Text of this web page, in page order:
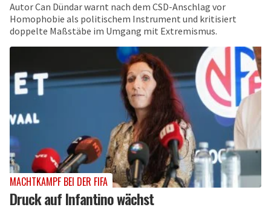
Autor Can Dündar warnt nach dem CSD-Anschlag vor
Homophobie als politischem Instrument und kritisiert
doppelte Maßstäbe im Umgang mit Extremismus.
MACHTKAMPF BEI DER FIFA
Druck auf Infantino wächst